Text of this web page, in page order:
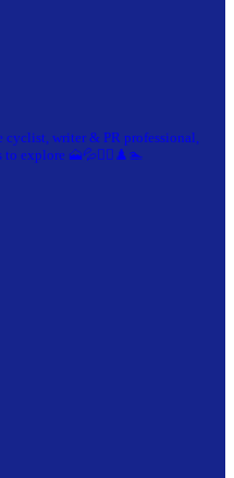
cyclist, writer & PR professional,
explore 🗻💦🚴‍♀️♟️🏊